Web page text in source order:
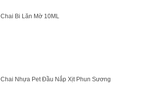
Chai Bi Lăn Mờ 10ML
Chai Nhựa Pet Đầu Nắp Xịt Phun Sương